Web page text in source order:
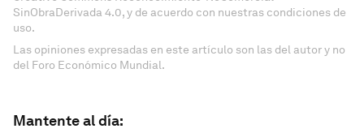
SinObraDerivada 4.0, y de acuerdo con nuestras condiciones de
uso.
Las opiniones expresadas en este artículo son las del autor y no
del Foro Económico Mundial.
Mantente al día: